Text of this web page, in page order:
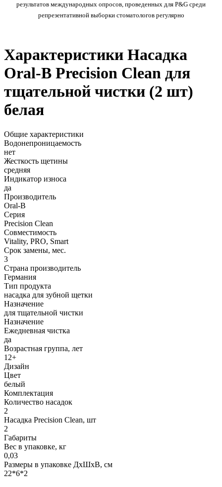
результатов международных опросов, проведенных для P&G среди
репрезентативной выборки стоматологов регулярно
Характеристики Насадка
Oral-B Precision Clean для
тщательной чистки (2 шт)
белая
Общие характеристики
Водонепроницаемость
нет
Жесткость щетины
средняя
Индикатор износа
да
Производитель
Oral-B
Серия
Precision Clean
Совместимость
Vitality, PRO, Smart
Срок замены, мес.
3
Страна производитель
Германия
Тип продукта
насадка для зубной щетки
Назначение
для тщательной чистки
Назначение
Ежедневная чистка
да
Возрастная группа, лет
12+
Дизайн
Цвет
белый
Комплектация
Количество насадок
2
Насадка Precision Clean, шт
2
Габариты
Вес в упаковке, кг
0,03
Размеры в упаковке ДxШxВ, см
22*6*2